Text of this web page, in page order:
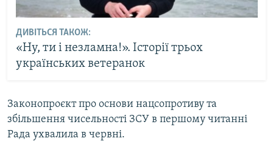
ДИВІТЬСЯ ТАКОЖ:
«Ну, ти і незламна!». Історії трьох
українських ветеранок
Законопроєкт про основи нацсопротиву та
збільшення чисельності ЗСУ в першому читанні
Рада ухвалила в червні.